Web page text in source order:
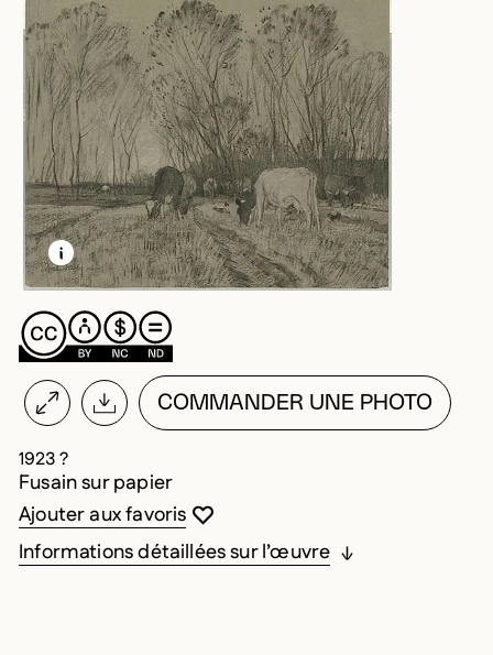
EN SAVOIR PLUS SUR CETTE IMAGE
OUVRIR LA MODALE
COMMANDER UNE PHOTO
1923 ?
Fusain sur papier
Vous devez être connecté pour ajouter
Fermer la modale
Ouvrir la modale
Ajouter aux favoris
Informations détaillées sur l’œuvre